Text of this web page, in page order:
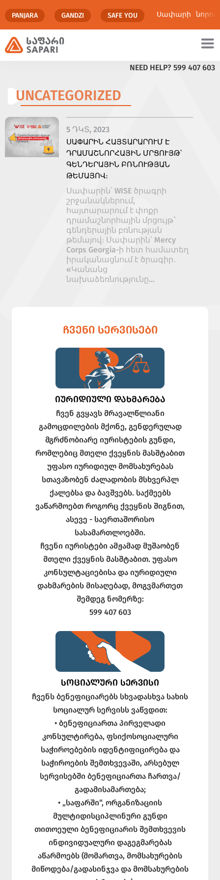
PANJARA GANDZI SAFE YOU Սափարի
NEED HELP? 599 407 603
UNCATEGORIZED
5 ԴԿՏ, 2023
ՍԱՓԱՐԻՆ ՀԱՅՏԱՐԱՐՈՒՄ Է
ԴՐԱՄԱՇՆՈՐՀԱՅԻՆ ՄՐՑՈՒՅԹ՝
ԳԵՆԴԵՐԱՅԻՆ ԲՌՆՈՒԹՅԱՆ
ԹԵՄԱՅՈՎ։
Սափարին՝ WISE ծրագրի
շրջանակներում,
հայտարարում է փոքր
դրամաշնորհային մրցույթ`
գենդերային բռնության
թեմայով։ Սափարին՝ Mercy
Corps Georgia-ի հետ համատեղ
իրականացնում է ծրագիր․
«Կանանց
նախաձեռնությունը...
ᲩᲕᲔᲜᲘ ᲡᲔᲠᲕᲘᲡᲔᲑᲘ
ᲘᲣᲠᲘᲓᲘᲣᲚᲘ ᲓᲐᲮᲛᲐᲠᲔᲑᲐ
ჩვენ გვყავს მრავალწლიანი
გამოცდილების მქონე, გენდერულად
მგრძნობიარე იურისტების გუნდი,
რომლებიც მთელი ქვეყნის მასშტაბით
უფასო იურიდიულ მომსახურებას
სთავაზობენ ძალადობის მსხვერპლ
ქალებსა და ბავშვებს. საქმეებს
ვაწარმოებთ როგორც ქვეყნის შიგნით,
ასევე - საერთაშორისო
სასამართლოებში.
ჩვენი იურისტები ამჟამად მუშაობენ
მთელი ქვეყნის მასშტაბით. უფასო
კონსულტაციებისა და იურიდიული
დახმარების მისაღებად, მოგვმართეთ
შემდეგ ნომერზე:
599 407 603
ᲡᲝᲪᲘᲐᲚᲣᲠᲘ ᲡᲔᲠᲕᲘᲡᲘ
ჩვენს ბენეფიციარებს სხვადასხვა სახის
სოციალურ სერვისს ვაწვდით:
• ბენეფიციართა პირველადი
კონსულტირება, ფსიქოსოციალური
საჭიროებების იდენტიფიცირება და
საჭიროების შემთხვევაში, არსებულ
სერვისებში ბენეფიციართა ჩართვა/
გადამისამართება;
• „საფარში“, ორგანიზაციის
მულტიდისციპლინური გუნდი
თითოეული ბენეფიციარის შემთხვევის
ინდივიდუალური დაგეგმარებას
აწარმოებს (მომართვა, მომსახურების
მიწოდება/გადასინჯვა და მომსახურების